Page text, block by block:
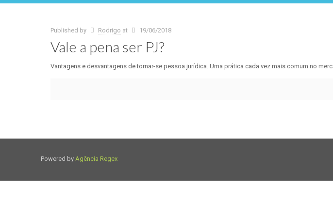
Published by Rodrigo at 19/06/2018
Vale a pena ser PJ?
Vantagens e desvantagens de tornar-se pessoa jurídica. Uma prática cada vez mais comum no
Powered by Agência Regex